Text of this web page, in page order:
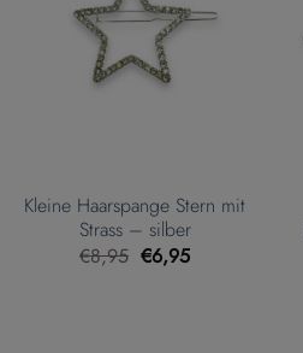
Kleine Haarspange Stern mit
Strass – silber
€8,95 Ursprünglicher
Preis
€6,95Aktueller